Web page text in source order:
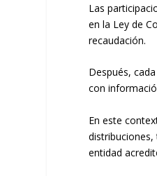
Las
en la Ley de
recaudación.
Después,
con
En este
entidad